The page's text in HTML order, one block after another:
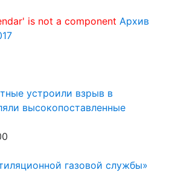
is not a component Архив
устроили взрыв в
высокопоставленные
газовой службы»